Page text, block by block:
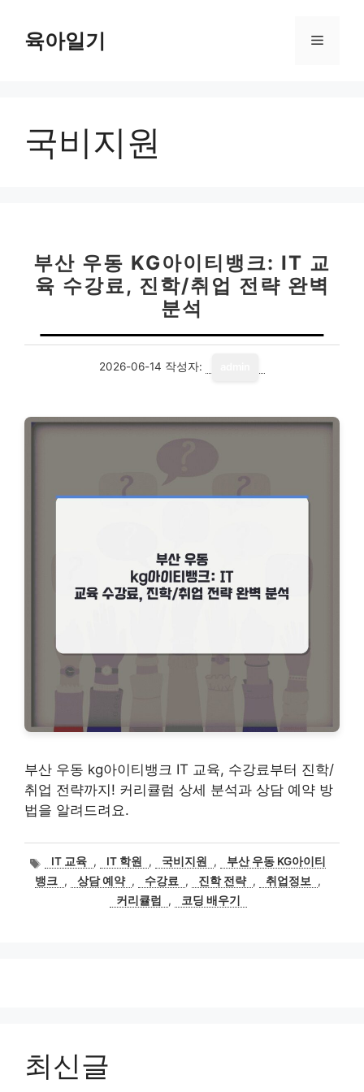
육아일기 메
국비지원
부산 우동 KG아이티뱅크: IT 교
육 수강료, 진학/취업 전략 완벽
분석
2026-06-14 작성자:
부산 우동 kg아이티뱅크 IT 교육, 수강료부터 진학/
취업 전략까지! 커리큘럼 상세 분석과 상담 예약 방
법을 알려드려요.
태
그
IT 교육 , IT 학원 , 국비지원 ,
부산 우동 KG아이티
뱅크 , 상담 예약 , 수강료 , 진학 전략 , 취업정보
,
커리큘럼
, 코딩 배우기
최신글